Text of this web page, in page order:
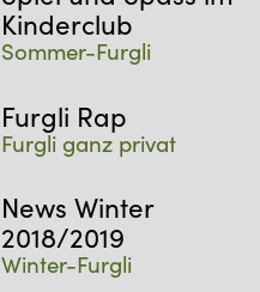
Kinderclub
Sommer-Furgli
Furgli Rap
Furgli ganz privat
News Winter
2018/2019
Winter-Furgli